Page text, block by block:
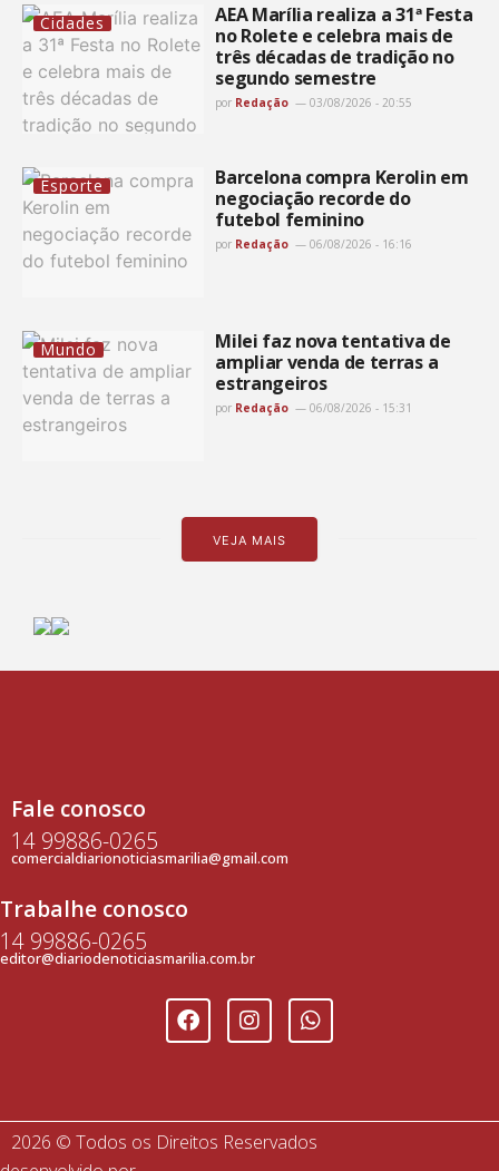
Cidades
AEA Marília realiza a 31ª Festa
no Rolete e celebra mais de
três décadas de tradição no
segundo semestre
por Redação 03/08/2026 - 20:55
Esporte
Barcelona compra Kerolin em
negociação recorde do
futebol feminino
por Redação 06/08/2026 - 16:16
Mundo
Milei faz nova tentativa de
ampliar venda de terras a
estrangeiros
por Redação 06/08/2026 - 15:31
VEJA MAIS
Fale conosco
14 99886-0265
comercialdiarionoticiasmarilia@gmail.com
Trabalhe conosco
14 99886-0265
editor@diariodenoticiasmarilia.com.br
2026 © Todos os Direitos Reservados